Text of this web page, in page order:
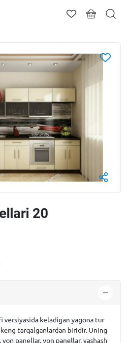
20
versiyasida keladigan yagona tur
tarqalganlardan biridir. Uning
yon panellar, yon panellar, yashash